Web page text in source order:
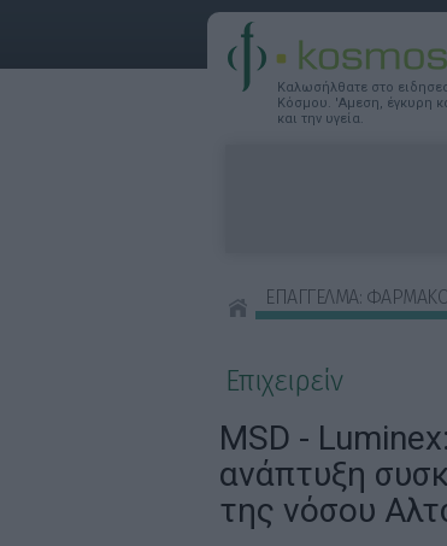
Καλωσήλθατε στο
Κόσμου. 'Αμεση, έγκυρη
και την υγεία.
ΕΠΑΓΓΕΛΜΑ:
Επιχειρείν
MSD -
ανάπτυξη
της νόσου